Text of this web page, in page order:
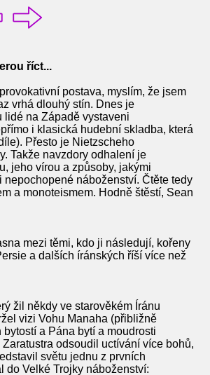
říct...
postava, myslím, že jsem
vrhá dlouhý stín. Dnes je
lidé na Západě vystaveni
i klasická hudební skladba, která
Přesto je Nietzscheho
Takže navzdory odhalení je
jeho vírou a způsoby, jakými
náboženství. Čtěte tedy
a monoteismem. Hodně štěstí, Sean
mezi těmi, kdo ji následují, kořeny
a dalších íránských říší více než
žil někdy ve starověkém Íránu
vizi Vohu Manaha (přibližně
a Pána bytí a moudrosti
odsoudil uctívání více bohů,
světu jednu z prvních
do Velké Trojky náboženství: